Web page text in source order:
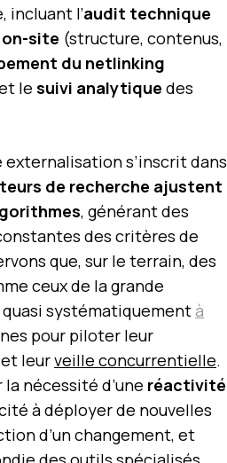
incluant l’audit technique
site (structure, contenus,
du netlinking
le suivi analytique des
s’inscrit dans
de recherche ajustent
, générant des
des critères de
que, sur le terrain, des
ceux de la grande
systématiquementà
pour piloter leur
et leurveille concurrentielle.
la nécessité d’une réactivité
à déployer de nouvelles
d’un changement, et